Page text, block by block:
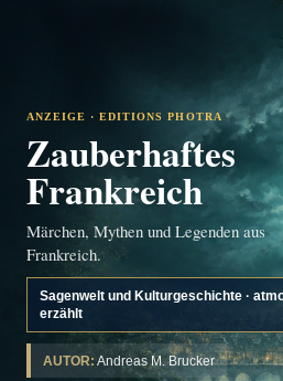
ANZEIGE · EDITIONS PHOTRA
Zauberhaftes
Frankreich
Märchen, Mythen und Legenden aus
Frankreich.
Sagenwelt und Kulturgeschichte ·
erzählt
AUTOR: Andreas M. Brucker